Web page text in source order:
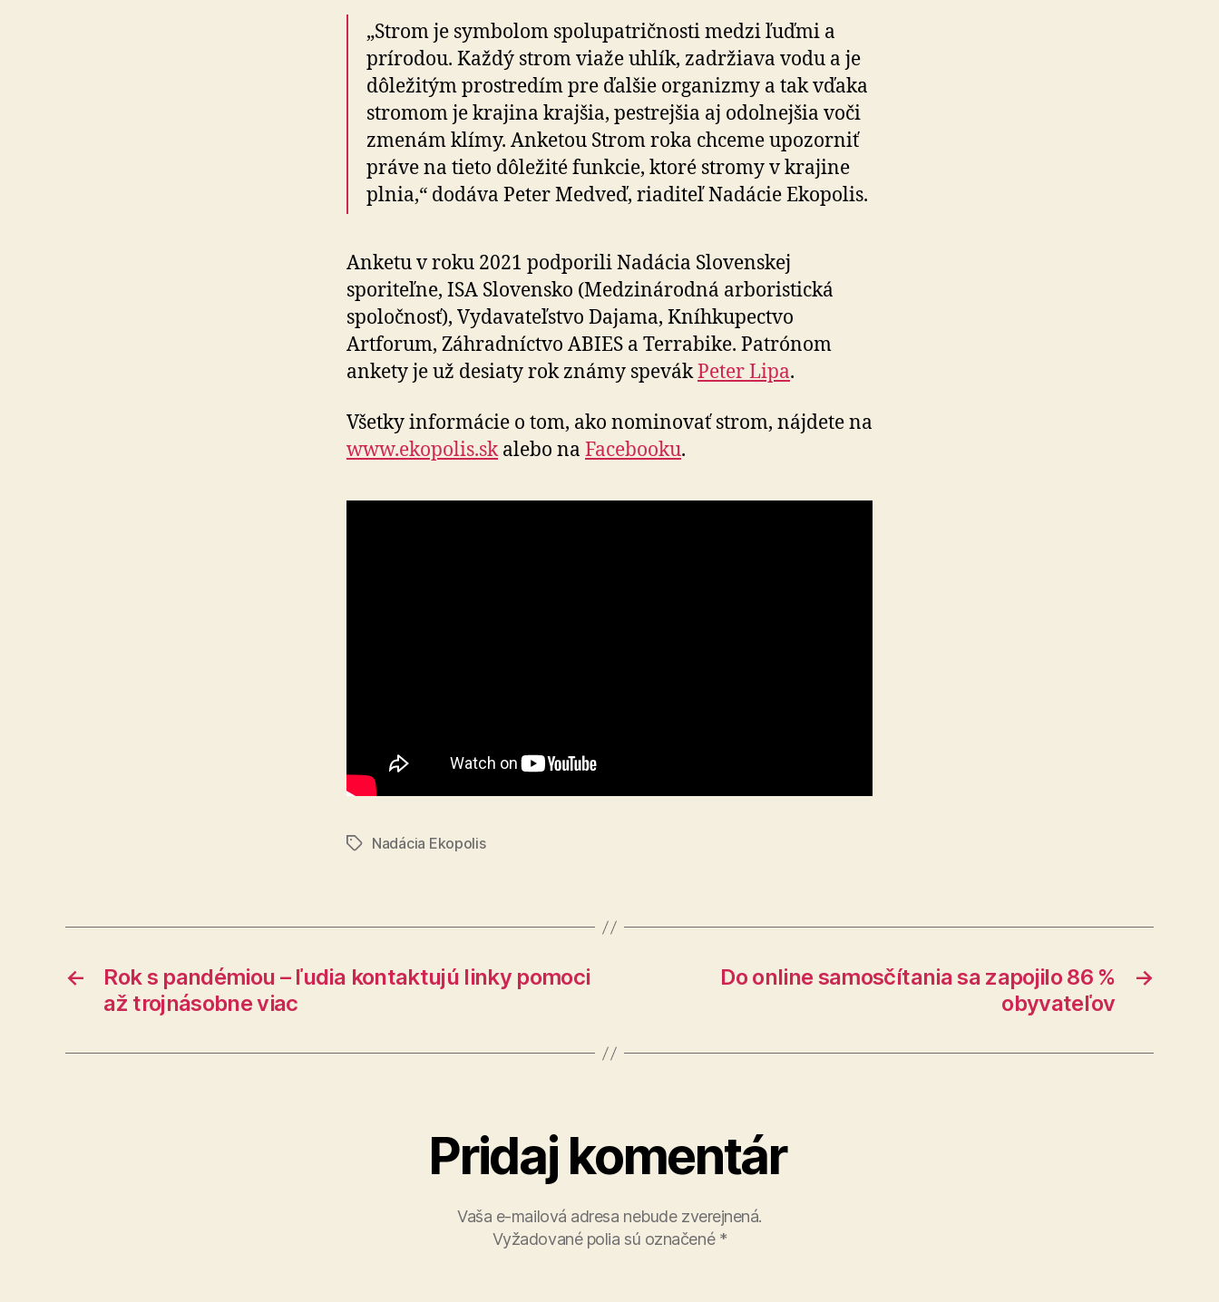
„Strom je symbolom spolupatričnosti medzi ľuďmi a
prírodou. Každý strom viaže uhlík, zadržiava vodu a je
dôležitým prostredím pre ďalšie organizmy a tak vďaka
stromom je krajina krajšia, pestrejšia aj odolnejšia voči
zmenám klímy. Anketou Strom roka chceme upozorniť
práve na tieto dôležité funkcie, ktoré stromy v krajine
plnia,“ dodáva Peter Medveď, riaditeľ Nadácie Ekopolis.
Anketu v roku 2021 podporili Nadácia Slovenskej
sporiteľne, ISA Slovensko (Medzinárodná arboristická
spoločnosť), Vydavateľstvo Dajama, Kníhkupectvo
Artforum, Záhradníctvo ABIES a Terrabike. Patrónom
ankety je už desiaty rok známy spevákPeter Lipa.
Všetky informácie o tom, ako nominovať strom, nájdete na
www.ekopolis.skalebo na Facebooku.
ZnačkyNadácia Ekopolis
←
Rok s pandémiou – ľudia kontaktujú linky pomoci
až trojnásobne viac
→
Do online samosčítania sa zapojilo 86 %
obyvateľov
Pridaj komentár
Vaša e-mailová adresa nebude zverejnená.
Vyžadované polia sú označené *